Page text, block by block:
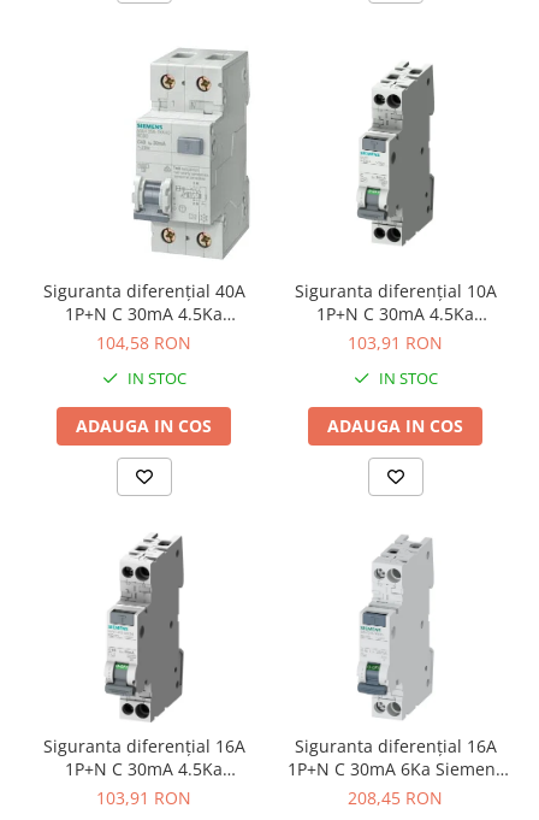
Siguranta diferenţial 40A
1P+N C 30mA 4.5Ka
Siemens 5SU1353-1KK40
104,58 RON
IN STOC
ADAUGA IN COS
Siguranta diferenţial 10A
1P+N C 30mA 4.5Ka
Siemens 5SV1313-1KK10
103,91 RON
IN STOC
ADAUGA IN COS
Siguranta diferenţial 16A
1P+N C 30mA 4.5Ka
Siemens 5SV1313-1KK16
103,91 RON
Siguranta diferenţial 16A
1P+N C 30mA 6Ka Siemens
5SV1316-1KK16
208,45 RON